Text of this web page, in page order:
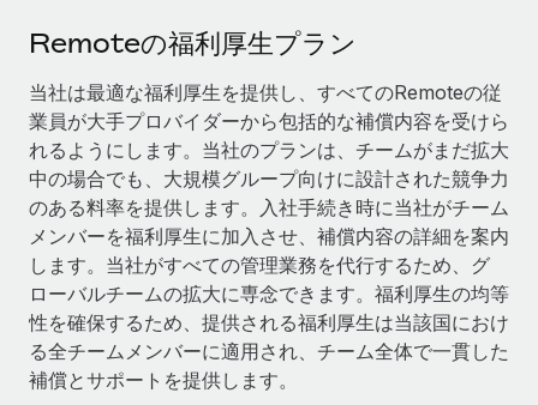
専門家に相談
グローバル人事・コンプライアンスの専門サポート
バックグラウンドチェック
候補者の選考プロセスをシンプルに
Compliance Watchtower
コンプライアンスリスクを先回りして対応
デバイス管理
ITデバイスを世界規模で提供・管理
当社とのパートナーシップの可能性を検討する
Remote Build 近日リリース予定
統合とAI自動化に関するコンサルティング
活用事例
ニュースルーム
給与・人材情報
情報センター
サポートを依頼する
すべてのリソースを表示する
ブログ
グローバル給与処理
Remoteの福利厚生プラン
当社は最適な福利厚生を提供し、すべてのRemoteの従
業員が大手プロバイダーから包括的な補償内容を受けら
れるようにします。当社のプランは、チームがまだ拡大
中の場合でも、大規模グループ向けに設計された競争力
のある料率を提供します。入社手続き時に当社がチーム
メンバーを福利厚生に加入させ、補償内容の詳細を案内
します。当社がすべての管理業務を代行するため、グ
ローバルチームの拡大に専念できます。福利厚生の均等
性を確保するため、提供される福利厚生は当該国におけ
る全チームメンバーに適用され、チーム全体で一貫した
補償とサポートを提供します。